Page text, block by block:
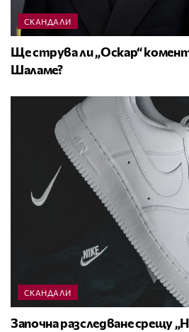
СКАНДАЛИ
Ще струва ли „Оскар“
Шаламе?
СКАНДАЛИ
Започна разследване срещу